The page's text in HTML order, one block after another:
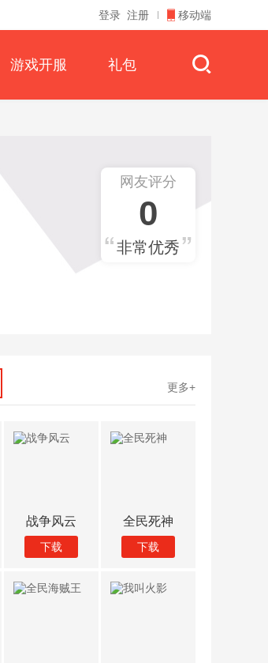
登录 注册 移动端
游戏开服 礼包
网友评分
0
非常优秀
更多+
战争风云
下载
全民死神
下载